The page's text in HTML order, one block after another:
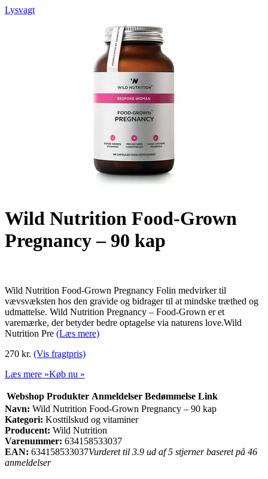
Lysvagt
Wild Nutrition Food-Grown
Pregnancy – 90 kap
Wild Nutrition Food-Grown Pregnancy Folin medvirker til
vævsvæksten hos den gravide og bidrager til at mindske træthed og
udmattelse. Wild Nutrition Pregnancy – Food-Grown er et
varemærke, der betyder bedre optagelse via naturens love.Wild
Nutrition Pre (Læs mere)
270 kr. (Vis fragtpris)
Læs mere »Køb nu »
Webshop Produkter Anmeldelser Bedømmelse Link
Navn: Wild Nutrition Food-Grown Pregnancy – 90 kap
Kategori: Kosttilskud og vitaminer
Producent: Wild Nutrition
Varenummer: 634158533037
EAN: 634158533037Vurderet til 3.9 ud af 5 stjerner baseret på 46
anmeldelser